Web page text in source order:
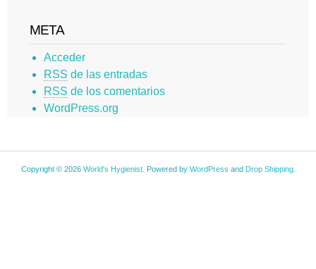
META
Acceder
RSS de las entradas
RSS de los comentarios
WordPress.org
Copyright © 2026 World's Hygienist. Powered by WordPress and Drop Shipping.